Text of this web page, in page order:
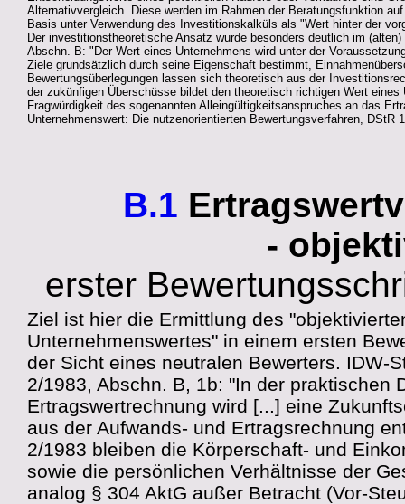
Alternativvergleich. Diese werden im Rahmen der Beratungsfunktion
Basis unter Verwendung des Investitionskalküls als "Wert hinter der
Der investitionstheoretische Ansatz wurde besonders deutlich im
Abschn. B: "Der Wert eines Unternehmens wird unter der
Ziele grundsätzlich durch seine Eigenschaft bestimmt,
Bewertungsüberlegungen lassen sich theoretisch aus der
der zukünfigen Überschüsse bildet den theoretisch richtigen Wert
Fragwürdigkeit des sogenannten Alleingültigkeitsanspruches an das
Unternehmenswert: Die nutzenorientierten Bewertungsverfahren, DStR
B.1
-
erster
Ziel ist hier die Ermittlung des
Unternehmenswertes" in einem ersten
der Sicht eines neutralen Bewerters. IDW-
2/1983, Abschn. B, 1b: "In der praktischen
Ertragswertrechnung wird [...] eine
aus der Aufwands- und Ertragsrechnung
2/1983 bleiben die Körperschaft- und
sowie die persönlichen Verhältnisse der
analog § 304 AktG außer Betracht (Vor-